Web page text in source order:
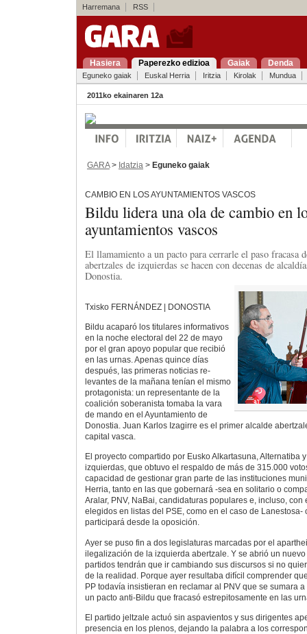
Harremana RSS
Hasiera Paperezko edizioa Gaiak Denda
Eguneko gaiak Euskal Herria Iritzia Kirolak Mundua
2011ko ekainaren 12a
GARA> Idatzia > Eguneko gaiak
CAMBIO EN LOS AYUNTAMIENTOS VASCOS
Bildu lidera una ola de cambio en
ayuntamientos vascos
El llamamiento a un pacto para cerrarle el paso fracasa
abertzales de izquierdas se hacen con decenas de
Donostia.
Txisko FERNÁNDEZ | DONOSTIA
Bildu acaparó los titulares informativos
en la noche electoral del 22 de mayo
por el gran apoyo popular que recibió
en las urnas. Apenas quince días
después, las primeras noticias re-
levantes de la mañana tenían el mismo
protagonista: un representante de la
coalición soberanista tomaba la vara
de mando en el Ayuntamiento de
Donostia. Juan Karlos Izagirre es el primer alcalde
capital vasca.
El proyecto compartido por Eusko Alkartasuna, Alternatiba
izquierdas, que obtuvo el respaldo de más de 315.000
capacidad de gestionar gran parte de las instituciones
Herria, tanto en las que gobernará -sea en solitario o
Aralar, PNV, NaBai, candidaturas populares e, incluso,
elegidos en listas del PSE, como en el caso de Lanestosa-
participará desde la oposición.
Ayer se puso fin a dos legislaturas marcadas por el
ilegalización de la izquierda abertzale. Y se abrió un
partidos tendrán que ir cambiando sus discursos si no
de la realidad. Porque ayer resultaba difícil comprender
PP todavía insistieran en reclamar al PNV que se sumara
un pacto anti-Bildu que fracasó estrepitosamente en las
El partido jeltzale actuó sin aspavientos y sus dirigentes
presencia en los plenos, dejando la palabra a los